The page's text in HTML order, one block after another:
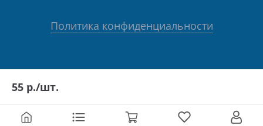
55 р./шт.
Политика конфиденциальности